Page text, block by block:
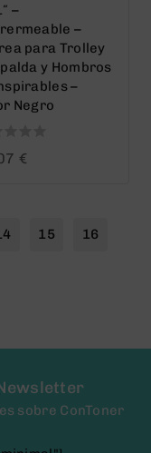
–
–
para Trolley
y Hombros
–
Negro
€
15 16
sobre ConToner